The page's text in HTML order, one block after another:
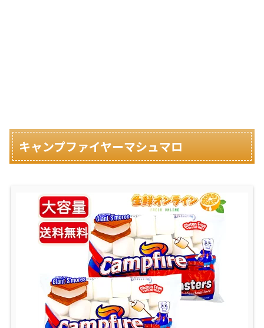
キャンプファイヤーマシュマロ